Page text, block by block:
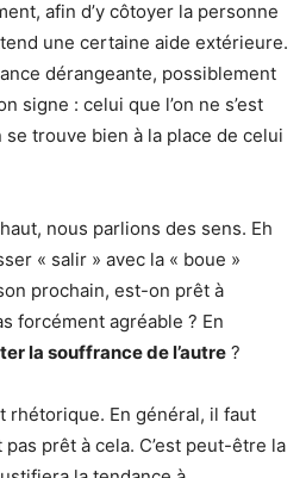
afin d’y côtoyer la personne
une certaine aide extérieure.
dérangeante, possiblement
signe : celui que l’on ne s’est
se trouve bien à la place de celui
nous parlions des sens. Eh
« salir » avec la « boue »
prochain, est-on prêt à
forcément agréable ? En
la souffrance de l’autre ?
rhétorique. En général, il faut
pas prêt à cela. C’est peut-être la